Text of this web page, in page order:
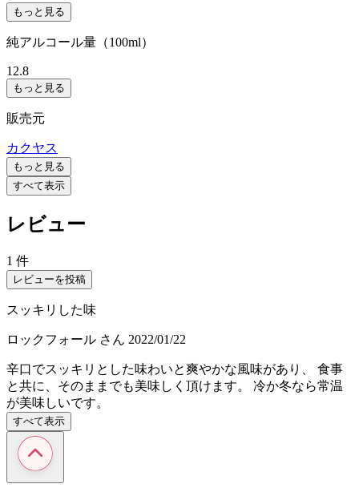
もっと見る
純アルコール量（100ml）
12.8
もっと見る
販売元
カクヤス
もっと見る
すべて表示
レビュー
1 件
レビューを投稿
スッキリした味
ロックフォール さん 2022/01/22
辛口でスッキリとした味わいと爽やかな風味があり、 食事
と共に、そのままでも美味しく頂けます。 冷か冬なら常温
が美味しいです。
すべて表示